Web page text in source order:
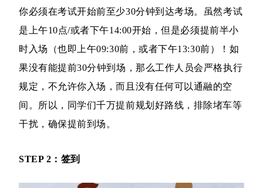
你必须在考试开始前至少30分钟到达考场。虽然考试
是上午10点/或者下午14:00开始，但是必须提前半小
时入场（也即上午09:30前，或者下午13:30前）！如
果没有能提前30分钟到场，那么工作人员会严格执行
规定，不允许你入场，而且没有任何可以通融的空
间。所以，同学们千万提前规划好路线，排除堵车等
干扰，确保提前到场。
STEP 2：签到